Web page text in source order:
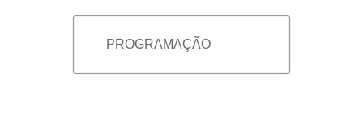
PROGRAMAÇÃO